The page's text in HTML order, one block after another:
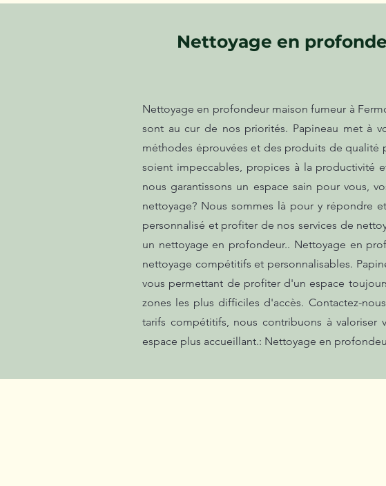
Nettoyage en
Nettoyage en profondeur maison fumeur à
sont au cur de nos priorités. Papineau met à
méthodes éprouvées et des produits de qualité
soient impeccables, propices à la productivité
nous garantissons un espace sain pour vous,
nettoyage? Nous sommes là pour y répondre
personnalisé et profiter de nos services de
un nettoyage en profondeur.. Nettoyage en
nettoyage compétitifs et personnalisables.
vous permettant de profiter d'un espace
zones les plus difficiles d'accès. Contactez-
tarifs compétitifs, nous contribuons à valoriser
espace plus accueillant.: Nettoyage en